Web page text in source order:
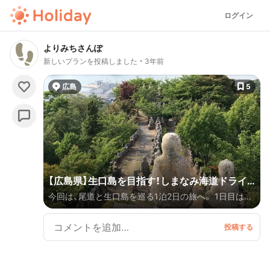
ログイン
よりみちさんぽ
新しいプランを投稿しました 3年前
広島 5
【広島県】生口島を目指す！しまなみ海道ドライ
ブ1泊2日旅🚗（1日目）
今回は、尾道と生口島を巡る1泊2日の旅へ。 1日目は、
尾道駅近くでレンタカーを借りて、しまなみ海道をドラ
イブ🚗 サイクリングで巡るのもいいけど、車があると
時間に余裕ができてオススメ✨ 少し足を伸ばそうか